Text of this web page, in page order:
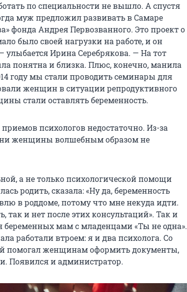
по специальности не вышло. А спустя
муж предложил развивать в Самаре
фонда Андрея Первозванного. Это проект о
было своей нагрузки на работе, и он
Ирина Серебрякова. — На тот
понятна и близка. Плюс, конечно, манила
году мы стали проводить семинары для
женщин в ситуации репродуктивного
стали оставлять беременность.
психологов недостаточно. Из-за
женщины волшебным образом не
а не только психологической помощи
родить, сказала: «Ну да, беременность
в роддоме, потому что мне некуда идти.
так и нет после этих консультаций». Так и
беременных мам с младенцами «Ты не одна».
работали втроем: я и два психолога. Со
помогал женщинам оформить документы,
Появился и администратор.